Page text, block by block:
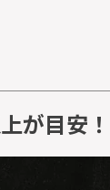
が目安！